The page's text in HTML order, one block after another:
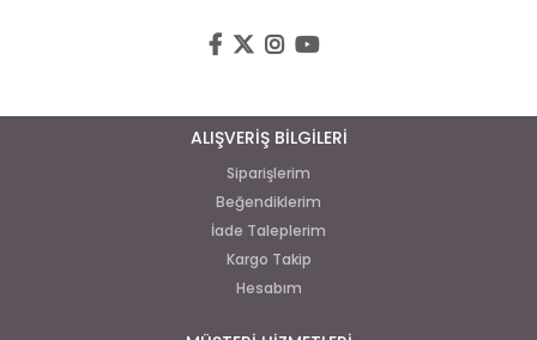
ALIŞVERİŞ BİLGİLERİ
Siparişlerim
Beğendiklerim
İade Taleplerim
Kargo Takip
Hesabım